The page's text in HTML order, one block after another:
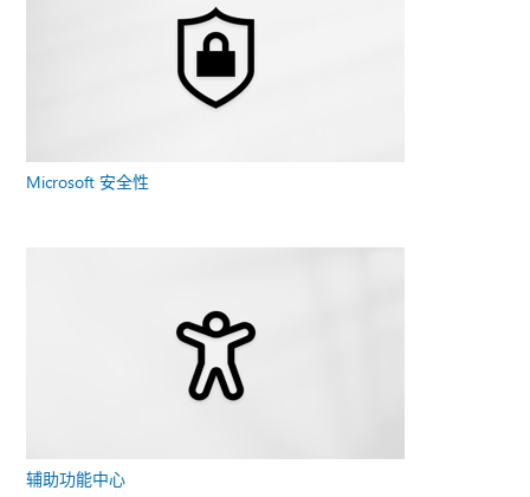
Microsoft 安全性
辅助功能中心